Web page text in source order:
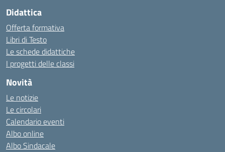
Didattica
Offerta formativa
Libri di Testo
Le schede didattiche
I progetti delle classi
Novità
Le notizie
Le circolari
Calendario eventi
Albo online
Albo Sindacale